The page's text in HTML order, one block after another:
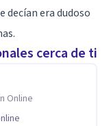
decían era dudoso
cerca de ti
Online